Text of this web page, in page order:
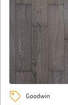
Goodwin